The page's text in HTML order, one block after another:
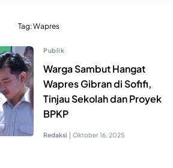
Tag:Wapres
Publik
Warga Sambut Hangat
Wapres Gibran di Sofifi,
Tinjau Sekolah dan Proyek
BPKP
Redaksi | Oktober 16, 2025